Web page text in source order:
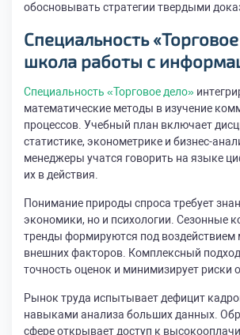
обосновывать стратегии твердыми
Специальность
школа работы с
Специальность «Торговое дело»
математические методы в изучение
процессов. Учебный план включает
статистике, эконометрике и бизнес-
менеджеры учатся говорить на языке
их в действия.
Понимание природы спроса требует
экономики, но и психологии. Сезонные
тренды формируются под воздействием
внешних факторов. Комплексный
точность оценок и минимизирует риски
Рынок труда испытывает дефицит
навыками анализа больших данных.
сфере открывает доступ к